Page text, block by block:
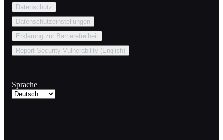
Datenschutz
Datenschutzeinstellungen
Erklärung zur Barrierefreiheit
Report Security Vulnerability (English)
Sprache